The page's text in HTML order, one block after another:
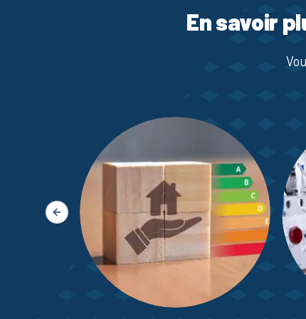
En savoir
Slide précédente